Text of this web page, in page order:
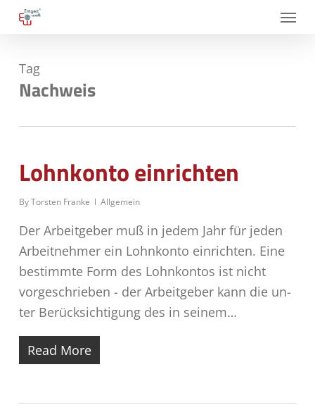
Skip
content
Menu
Tag
Nachweis
Lohnkonto einrichten
ByTorsten Franke Allgemein
Der Arbeitgeber muß in jedem Jahr für jeden
Arbeitnehmer ein Lohnkonto einrichten. Eine
bestimmte Form des Lohnkontos ist nicht
vorgeschrieben - der Arbeitgeber kann die un­
ter Berücksichtigung des in seinem…
Read More